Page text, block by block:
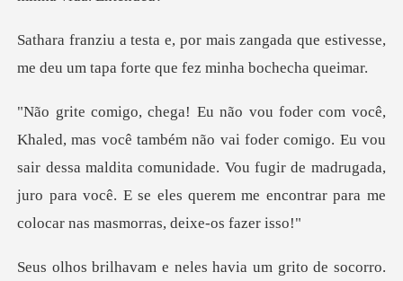
angada que estivesse,
me deu um tapa
oder comigo. Eu vou
sair dessa maldita comunidade. Vou fugir de madrugada,
juro para v